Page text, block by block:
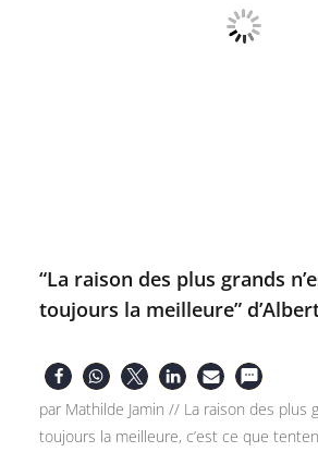
“La raison des plus grands
toujours la meilleure”
par Mathilde Jamin // La raison des plus
toujours la meilleure, c’est ce que